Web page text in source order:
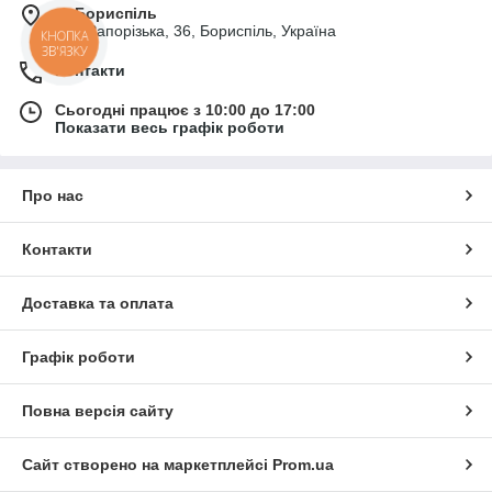
м. Бориспіль
вул. Запорізька, 36, Бориспіль, Україна
Контакти
Сьогодні працює з 10:00 до 17:00
Показати весь графік роботи
Про нас
Контакти
Доставка та оплата
Графік роботи
Повна версія сайту
Сайт створено на маркетплейсі Prom.ua
КНОПКА
ЗВ'ЯЗКУ